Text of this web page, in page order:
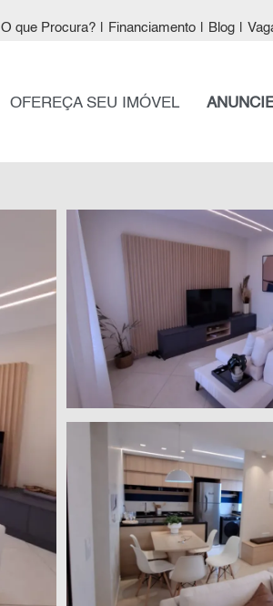
O que Procura? Financiamento Blog
OFEREÇA SEU IMÓVEL